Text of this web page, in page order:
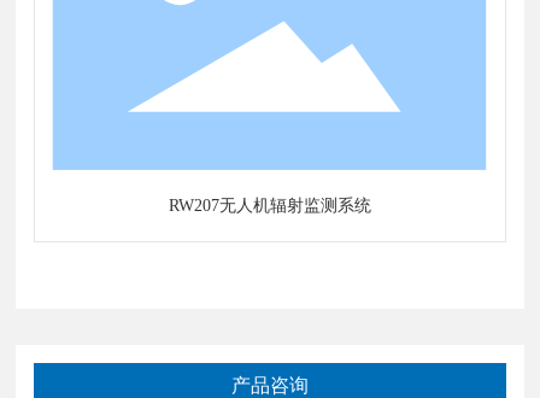
RW207无人机辐射监测系统
产品咨询